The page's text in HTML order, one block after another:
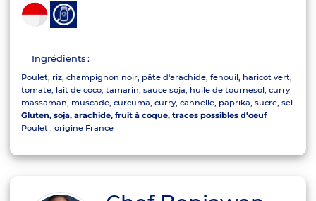
Ingrédients :
Poulet, riz, champignon noir, pâte d'arachide, fenouil, haricot vert,
tomate, lait de coco, tamarin, sauce soja, huile de tournesol, curry
massaman, muscade, curcuma, curry, cannelle, paprika, sucre, sel
Gluten, soja, arachide, fruit à coque, traces possibles d'oeuf
Poulet : origine France